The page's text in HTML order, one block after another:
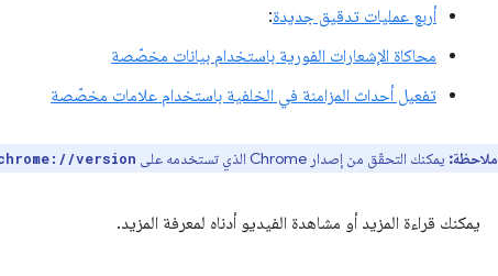
أربع عمليات تدقيق جديدة:
محاكاة الإشعارات الفورية باستخدام بيانات مخصّصة
تفعيل أحداث المزامنة في الخلفية باستخدام علامات مخصّصة
ملاحظة: يمكنك التحقّق من إصدار Chrome الذي تستخدمه على version
يمكنك قراءة المزيد أو مشاهدة الفيديو أدناه لمعرفة المزيد.